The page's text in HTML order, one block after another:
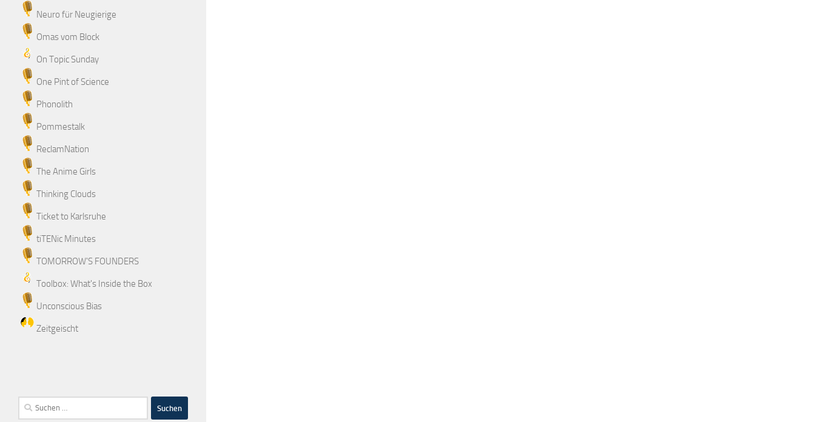
Neuro für Neugierige
Omas vom Block
On Topic Sunday
One Pint of Science
Phonolith
Pommestalk
ReclamNation
The Anime Girls
Thinking Clouds
Ticket to Karlsruhe
tiTENic Minutes
TOMORROW'S FOUNDERS
Toolbox: What's Inside the Box
Unconscious Bias
Zeitgeischt